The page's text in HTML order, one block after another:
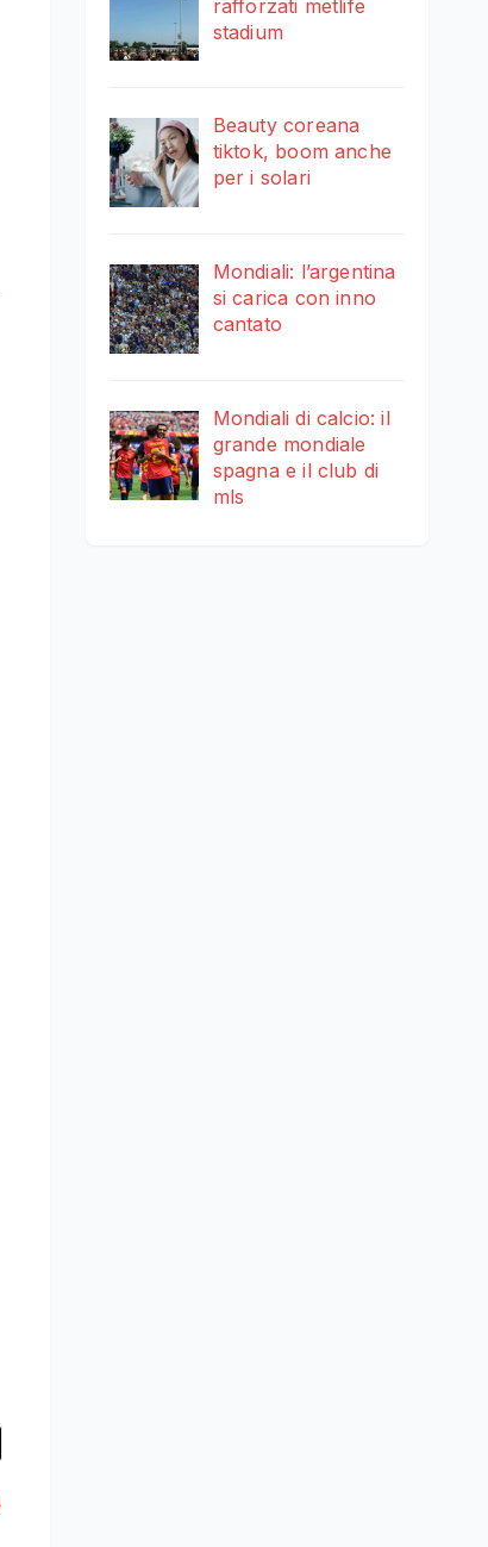
rafforzati metlife
stadium
Beauty coreana
tiktok, boom anche
per i solari
Mondiali: l’argentina
si carica con inno
cantato
Mondiali di calcio: il
grande mondiale
spagna e il club di
mls